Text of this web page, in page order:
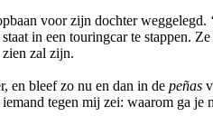
voor zijn dochter
in een touringcar te stappen.
zien zal zijn.
en bleef zo nu en dan in de peñas
tegen mij zei: waarom ga